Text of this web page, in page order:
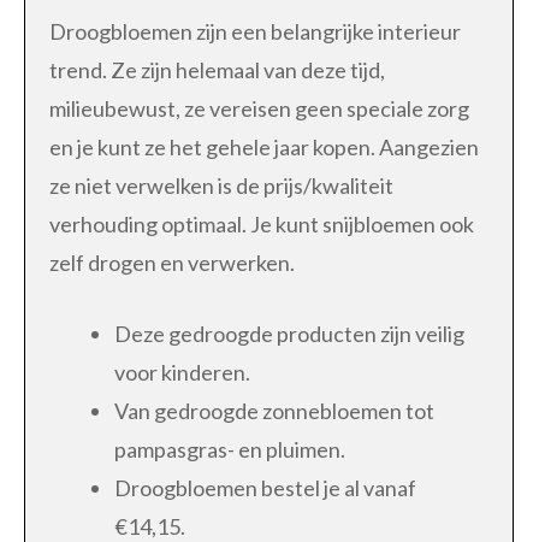
Droogbloemen zijn een belangrijke interieur
trend. Ze zijn helemaal van deze tijd,
milieubewust, ze vereisen geen speciale zorg
en je kunt ze het gehele jaar kopen. Aangezien
ze niet verwelken is de prijs/kwaliteit
verhouding optimaal. Je kunt snijbloemen ook
zelf drogen en verwerken.
Deze gedroogde producten zijn veilig
voor kinderen.
Van gedroogde zonnebloemen tot
pampasgras- en pluimen.
Droogbloemen bestel je al vanaf
€14,15.